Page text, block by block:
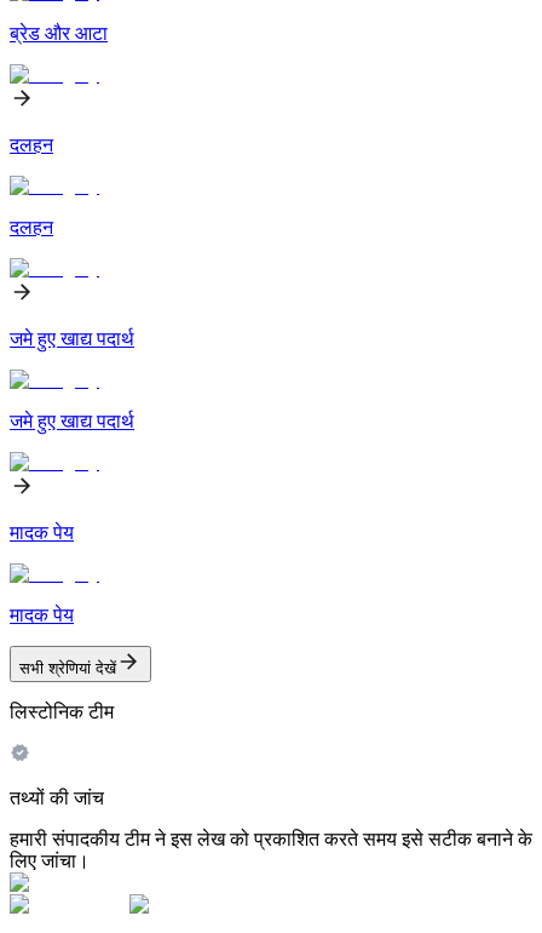
ब्रेड और आटा
दलहन
दलहन
जमे हुए खाद्य पदार्थ
जमे हुए खाद्य पदार्थ
मादक पेय
मादक पेय
सभी श्रेणियां देखें
लिस्टोनिक टीम
तथ्यों की जांच
हमारी संपादकीय टीम ने इस लेख को प्रकाशित करते समय इसे सटीक बनाने के
लिए जांचा।